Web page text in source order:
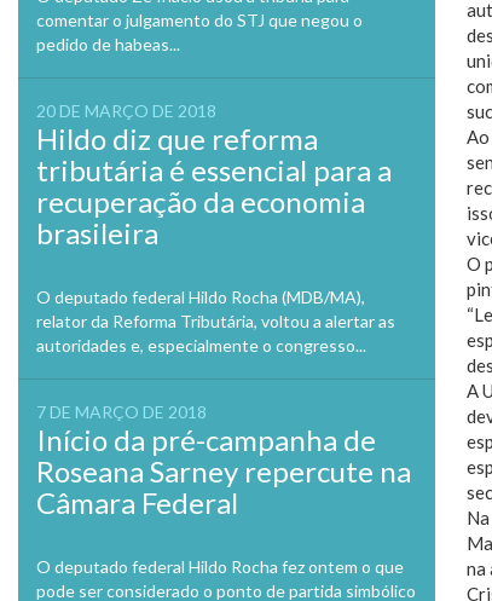
comentar o julgamento do STJ que negou o
pedido de habeas...
20 DE MARÇO DE 2018
Hildo diz que reforma
tributária é essencial para a
recuperação da economia
brasileira
O deputado federal Hildo Rocha (MDB/MA),
relator da Reforma Tributária, voltou a alertar as
autoridades e, especialmente o congresso...
7 DE MARÇO DE 2018
Início da pré-campanha de
Roseana Sarney repercute na
Câmara Federal
O deputado federal Hildo Rocha fez ontem o que
pode ser considerado o ponto de partida simbólico
Ao
O
A
na